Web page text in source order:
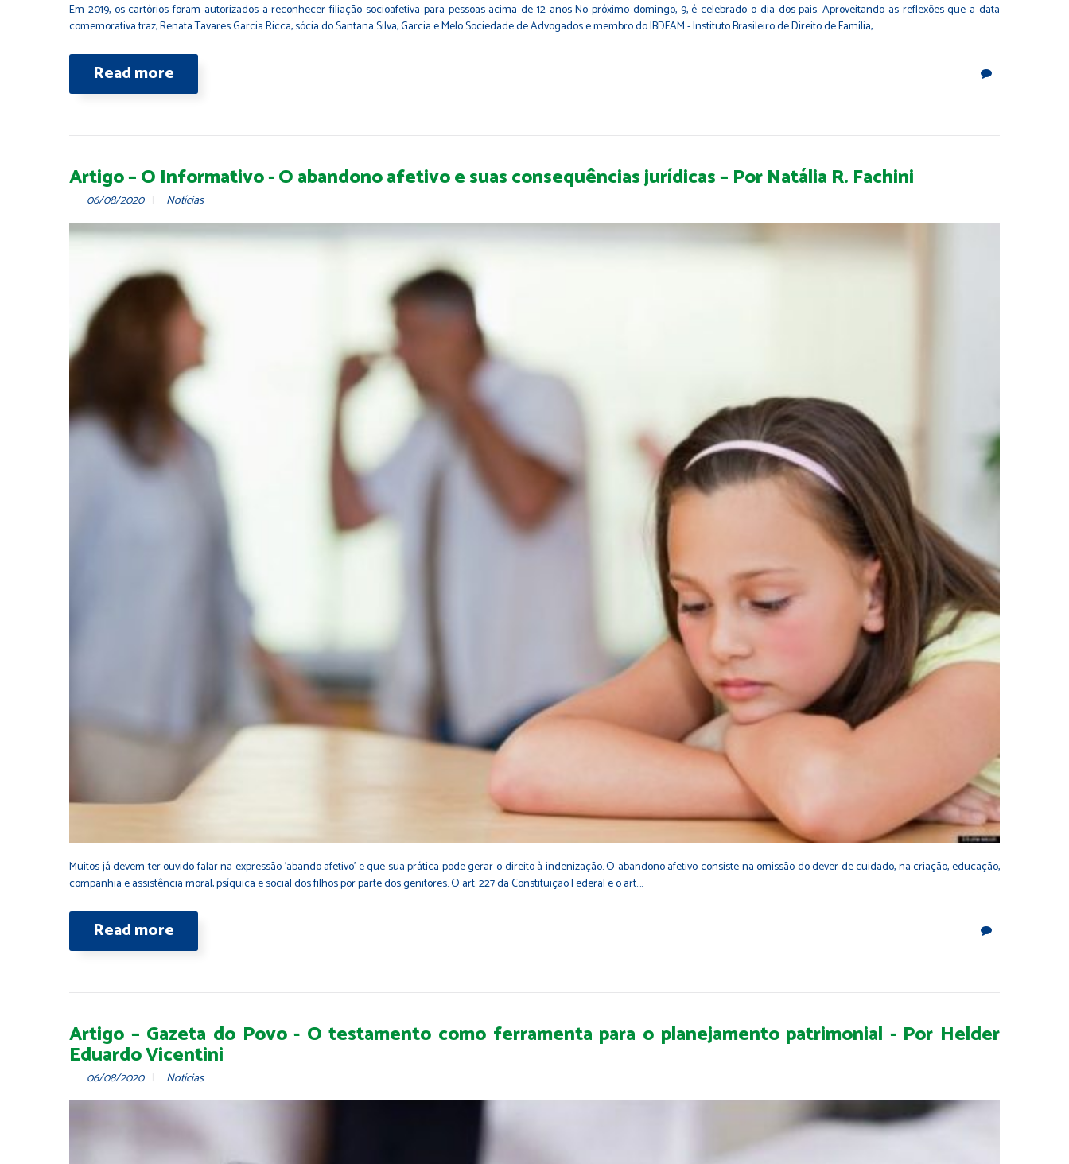
Em 2019, os cartórios foram autorizados a reconhecer filiação socioafetiva para pessoas acima de 12 anos No próximo domingo, 9, é celebrado o dia dos pais. Aproveitando as reflexões que a data
comemorativa traz, Renata Tavares Garcia Ricca, sócia do Santana Silva, Garcia e Melo Sociedade de Advogados e membro do IBDFAM - Instituto Brasileiro de Direito de Família,…
Read more
Artigo – O Informativo - O abandono afetivo e suas consequências jurídicas – Por Natália R. Fachini
06/08/2020 Notícias
Muitos já devem ter ouvido falar na expressão 'abando afetivo' e que sua prática pode gerar o direito à indenização. O abandono afetivo consiste na omissão do dever de cuidado, na criação, educação,
companhia e assistência moral, psíquica e social dos filhos por parte dos genitores. O art. 227 da Constituição Federal e o art.…
Read more
Artigo – Gazeta do Povo - O testamento como ferramenta para o planejamento patrimonial - Por Helder
Eduardo Vicentini
06/08/2020 Notícias